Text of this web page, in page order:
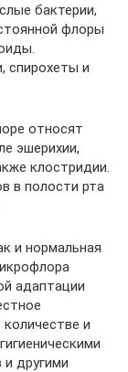
бактерии,
флоры
спирохеты и
относят
эшерихии,
клостридии.
в полости рта
и нормальная
адаптации
и
другими